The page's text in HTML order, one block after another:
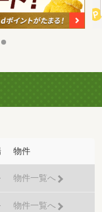
物件
物件一覧へ
物件一覧へ